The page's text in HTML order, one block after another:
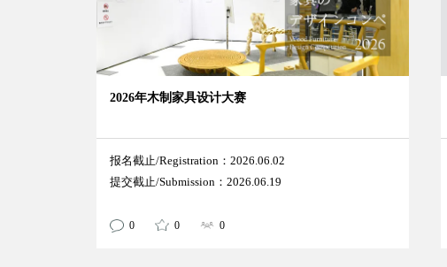
2026年木制家具设计大赛
报名截止/Registration：2026.06.02
提交截止/Submission：2026.06.19
0 0 0